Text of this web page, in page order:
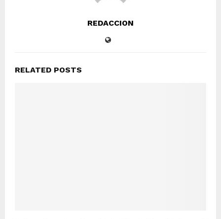
REDACCION
RELATED POSTS